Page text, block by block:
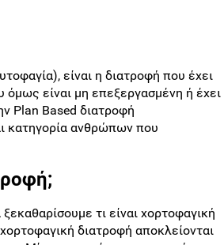
είναι η διατροφή που έχει
είναι μη επεξεργασμένη ή έχει
Plan Based διατροφή
κατηγορία ανθρώπων που
τι είναι χορτοφαγική
διατροφή αποκλείονται